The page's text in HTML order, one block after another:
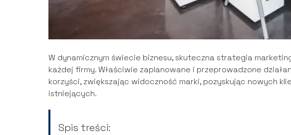
W dynamicznym świecie biznesu, skuteczna strategia
każdej firmy. Właściwie zaplanowane i przeprowadzone
korzyści, zwiększając widoczność marki, pozyskując nowych
istniejących.
Spis treści: